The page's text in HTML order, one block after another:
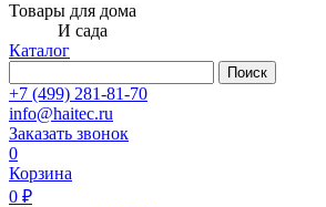
Товары для дома
И сада
Каталог
Поиск
+7 (499) 281-81-70
info@haitec.ru
Заказать звонок
0
Корзина
0 ₽